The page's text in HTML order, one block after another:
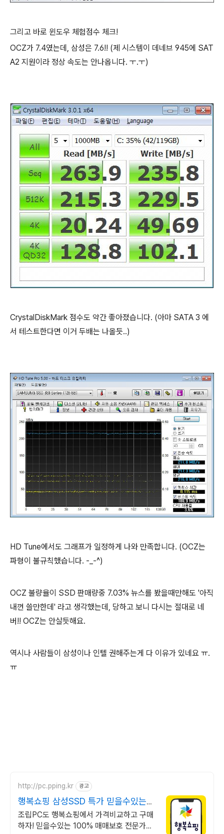
그리고 바로 윈도우 체험점수 체크!
OCZ가 7.4였는데, 삼성은 7.6!! (제 시스템이 데네브 945에 SAT
A2 지원이라 정상 속도는 안나옵니다. ㅜ.ㅜ)
CrystalDiskMark 점수도 약간 좋아졌습니다. (아마 SATA 3 에
서 테스트한다면 이거 두배는 나올듯..)
HD Tune에서도 그래프가 일정하게 나와 만족합니다. (OCZ는
파형이 불규칙했습니다. -_-^)
OCZ 불량율이 SSD 판매량중 7.03% 뉴스를 봤을때만해도 '아직
내껀 쓸만한데' 라고 생각했는데, 당하고 보니 다시는 절대로 네
버!! OCZ는 안살듯해요.
역시나 사람들이 삼성이나 인텔 권해주는게 다 이유가 있네요 ㅠ.
ㅠ
http://pc.pping.kr 광고
행복쇼핑 삼성SSD 특가 믿을수있는
100% 매매보호
조립PC도 행복쇼핑에서 가격비교하고 구매
하자! 믿을수있는 100% 매매보호 전문가의